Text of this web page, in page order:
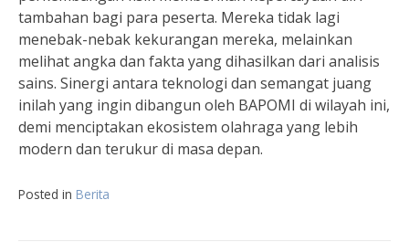
tambahan bagi para peserta. Mereka tidak lagi
menebak-nebak kekurangan mereka, melainkan
melihat angka dan fakta yang dihasilkan dari analisis
sains. Sinergi antara teknologi dan semangat juang
inilah yang ingin dibangun oleh BAPOMI di wilayah ini,
demi menciptakan ekosistem olahraga yang lebih
modern dan terukur di masa depan.
Posted in Berita